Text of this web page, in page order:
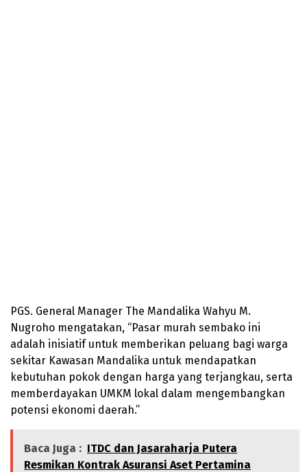
PGS. General Manager The Mandalika Wahyu M.
Nugroho mengatakan, “Pasar murah sembako ini
adalah inisiatif untuk memberikan peluang bagi warga
sekitar Kawasan Mandalika untuk mendapatkan
kebutuhan pokok dengan harga yang terjangkau, serta
memberdayakan UMKM lokal dalam mengembangkan
potensi ekonomi daerah.”
Baca Juga : ITDC dan Jasaraharja Putera
Resmikan Kontrak Asuransi Aset Pertamina